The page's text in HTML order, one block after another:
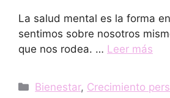
La salud mental es la forma
sentimos sobre nosotros
que nos rodea. … Leer más
Categorías
Bienestar, Crecimiento